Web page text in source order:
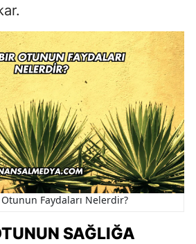
Otunun Faydaları Nelerdir?
SAĞLIĞA